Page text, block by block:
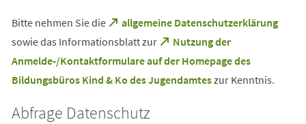
Bitte nehmen Sie die allgemeine Datenschutzerklärung
(Öffnet
einem
neuen
Tab)
sowie das Informationsblatt zur
Nutzung der
Anmelde-/Kontaktformulare auf der Homepage des
Bildungsbüros Kind & Ko des Jugendamtes
(Öffnet
in
zur Kenntnis.
Abfrage Datenschutz